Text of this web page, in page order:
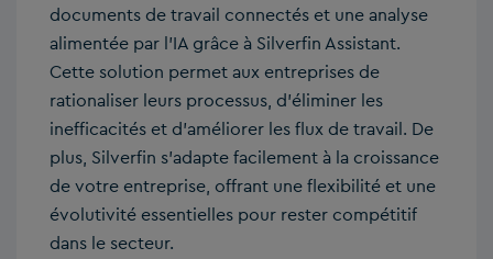
documents de travail connectés et une analyse
alimentée par l’IA grâce à Silverfin Assistant.
Cette solution permet aux entreprises de
rationaliser leurs processus, d’éliminer les
inefficacités et d’améliorer les flux de travail. De
plus, Silverfin s’adapte facilement à la croissance
de votre entreprise, offrant une flexibilité et une
évolutivité essentielles pour rester compétitif
dans le secteur.